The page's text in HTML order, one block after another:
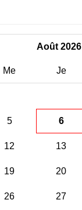
Août 2026
Me Je
5 6
12 13
19 20
26 27